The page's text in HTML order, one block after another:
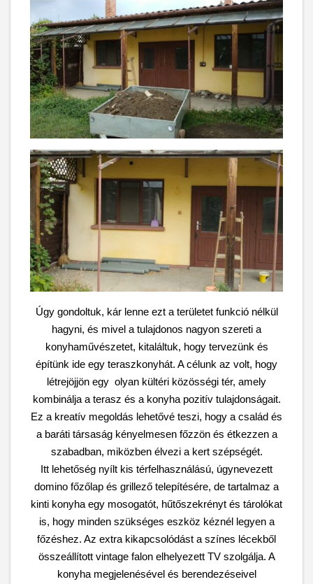
Úgy gondoltuk, kár lenne ezt a területet funkció nélkül
hagyni, és mivel a tulajdonos nagyon szereti a
konyhaművészetet, kitaláltuk, hogy tervezünk és
építünk ide egy teraszkonyhát. A célunk az volt, hogy
létrejöjjön egy olyan kültéri közösségi tér, amely
kombinálja a terasz és a konyha pozitív tulajdonságait.
Ez a kreatív megoldás lehetővé teszi, hogy a család és
a baráti társaság kényelmesen főzzön és étkezzen a
szabadban, miközben élvezi a kert szépségét.
Itt lehetőség nyílt kis térfelhasználású, úgynevezett
domino főzőlap és grillező telepítésére, de tartalmaz a
kinti konyha egy mosogatót, hűtőszekrényt és tárolókat
is, hogy minden szükséges eszköz kéznél legyen a
főzéshez. Az extra kikapcsolódást a színes lécekből
összeállított vintage falon elhelyezett TV szolgálja. A
konyha megjelenésével és berendezéseivel